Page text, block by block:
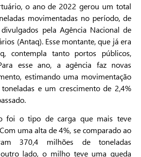
o ano de 2022 gerou um total
movimentadas no período, de
pela Agência Nacional de
(Antaq). Esse montante, que já era
contempla tanto portos públicos,
esse ano, a agência faz novas
estimando uma movimentação
e um crescimento de 2,4%
foi o tipo de carga que mais teve
uma alta de 4%, se comparado ao
370,4 milhões de toneladas
lado, o milho teve uma queda